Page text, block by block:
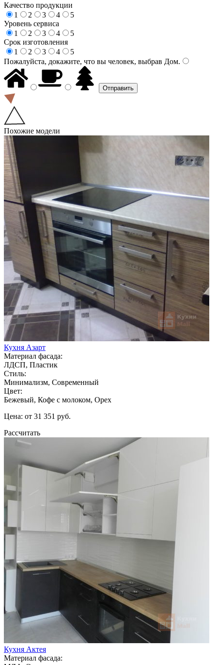
Качество продукции
1
2 3 4
5
Уровень сервиса
1
2 3 4
5
Срок изготовления
1
2 3 4
5
Пожалуйста, докажите, что вы человек, выбрав Дом.
Похожие модели
Кухня Азарт
Материал фасада:
ЛДСП, Пластик
Стиль:
Минимализм, Современный
Цвет:
Бежевый, Кофе с молоком, Орех
Цена: от 31 351 руб.
Рассчитать
Кухня Актея
Материал фасада: